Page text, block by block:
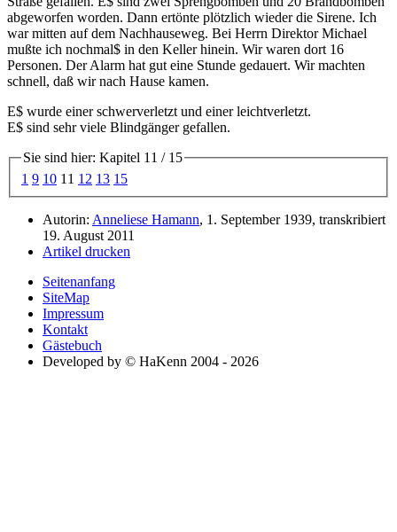
abgeworfen worden. Dann ertönte plötzlich wieder die Sirene. Ich
war mitten auf dem Nachhauseweg. Bei Herrn Direktor Michael
mußte ich nochmal$ in den Keller hinein. Wir waren dort 16
Personen. Der Alarm hat gut eine Stunde gedauert. Wir machten
schnell, daß wir nach Hause kamen.
E$ wurde einer schwerverletzt und einer leichtverletzt.
E$ sind sehr viele Blindgänger gefallen.
Sie sind hier: Kapitel 11 / 15
1 9 10 11 12 13 15
Autorin: Anneliese Hamann, 1. September 1939, transkribiert
19. August 2011
Artikel drucken
Seitenanfang
SiteMap
Impressum
Kontakt
Gästebuch
Developed by © HaKenn 2004 - 2026